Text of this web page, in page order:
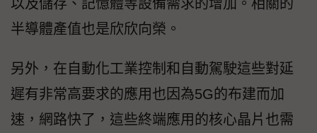
以及儲存、記憶體等設備需求的增加。相關的
半導體產值也是欣欣向榮。
另外，在自動化工業控制和自動駕駛這些對延
遲有非常高要求的應用也因為5G的布建而加
速，網路快了，這些終端應用的核心晶片也需